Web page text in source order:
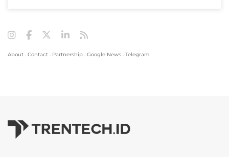
About . Contact . Partnership . Google News . Telegram